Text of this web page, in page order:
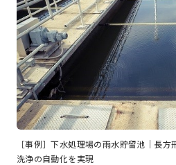
［事例］下水処理場の雨水貯留池｜長
洗浄の自動化を実現